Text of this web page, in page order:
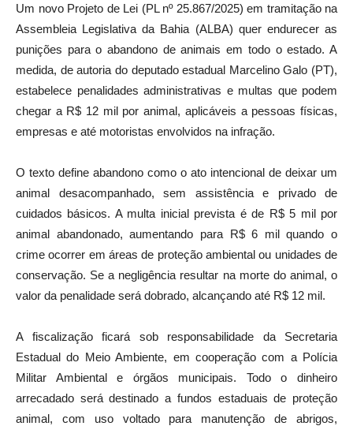
Um novo Projeto de Lei (PL nº 25.867/2025) em tramitação na
Assembleia Legislativa da Bahia (ALBA) quer endurecer as
punições para o abandono de animais em todo o estado. A
medida, de autoria do deputado estadual Marcelino Galo (PT),
estabelece penalidades administrativas e multas que podem
chegar a R$ 12 mil por animal, aplicáveis a pessoas físicas,
empresas e até motoristas envolvidos na infração.
O texto define abandono como o ato intencional de deixar um
animal desacompanhado, sem assistência e privado de
cuidados básicos. A multa inicial prevista é de R$ 5 mil por
animal abandonado, aumentando para R$ 6 mil quando o
crime ocorrer em áreas de proteção ambiental ou unidades de
conservação. Se a negligência resultar na morte do animal, o
valor da penalidade será dobrado, alcançando até R$ 12 mil.
A fiscalização ficará sob responsabilidade da Secretaria
Estadual do Meio Ambiente, em cooperação com a Polícia
Militar Ambiental e órgãos municipais. Todo o dinheiro
arrecadado será destinado a fundos estaduais de proteção
animal, com uso voltado para manutenção de abrigos,